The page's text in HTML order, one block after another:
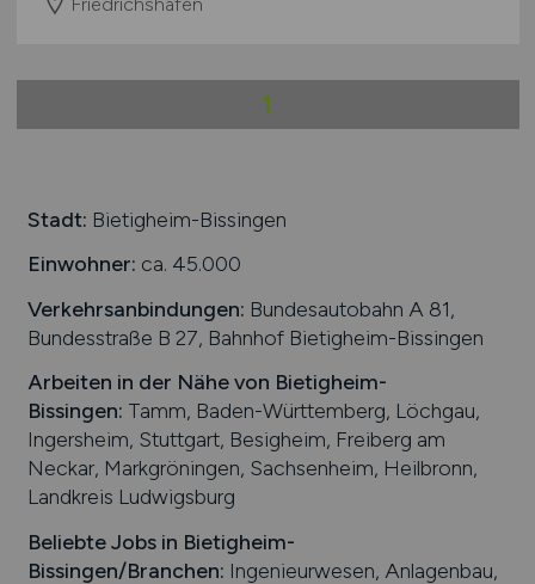
1
Stadt: Bietigheim-Bissingen
Einwohner: ca. 45.000
Verkehrsanbindungen: Bundesautobahn A 81,
Bundesstraße B 27, Bahnhof Bietigheim-Bissingen
Arbeiten in der Nähe von Bietigheim-
Bissingen: Tamm, Baden-Württemberg, Löchgau,
Ingersheim, Stuttgart, Besigheim, Freiberg am
Neckar, Markgröningen, Sachsenheim, Heilbronn,
Landkreis Ludwigsburg
Beliebte Jobs in Bietigheim-
Bissingen/Branchen: Ingenieurwesen, Anlagenbau,